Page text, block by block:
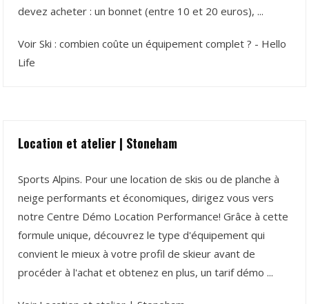
devez acheter : un bonnet (entre 10 et 20 euros), ...
Voir Ski : combien coûte un équipement complet ? - Hello
Life
Location et atelier | Stoneham
Sports Alpins. Pour une location de skis ou de planche à
neige performants et économiques, dirigez vous vers
notre Centre Démo Location Performance! Grâce à cette
formule unique, découvrez le type d'équipement qui
convient le mieux à votre profil de skieur avant de
procéder à l'achat et obtenez en plus, un tarif démo ...